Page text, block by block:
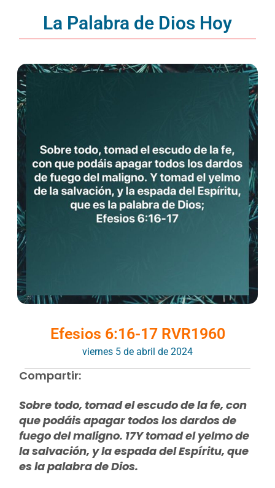
La Palabra de Dios Hoy
Efesios 6:16-17 RVR1960
viernes 5 de abril de 2024
Compartir:
Sobre todo, tomad el escudo de la fe, con
que podáis apagar todos los dardos de
fuego del maligno. 17Y tomad el yelmo de
la salvación, y la espada del Espíritu, que
es la palabra de Dios.